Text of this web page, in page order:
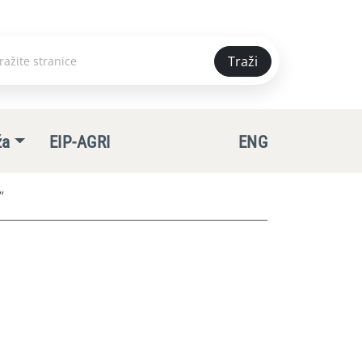
Traži
EIP-AGRI ENG